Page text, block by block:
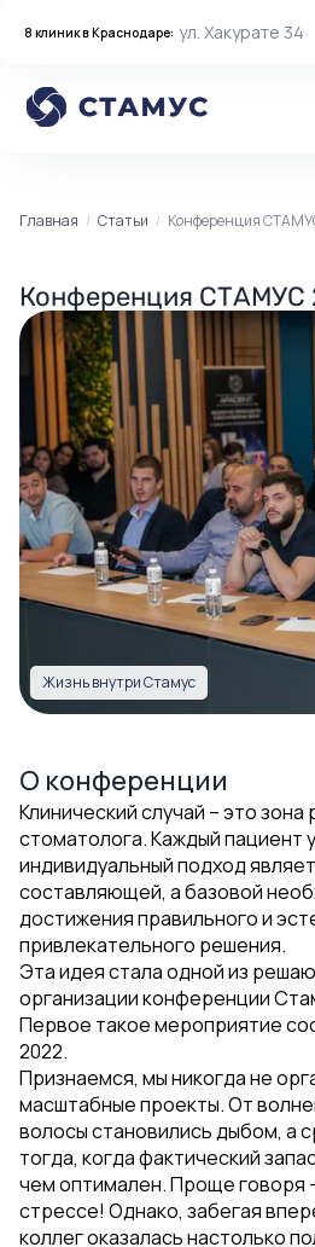
8 клиник в Краснодаре: ул. Хакурате 34
Главная Статьи Конференция
Конференция СТАМУС
Жизнь внутри Стамус
О конференции
Клинический случай – это зона
стоматолога. Каждый пациент
индивидуальный подход
составляющей, а базовой
достижения правильного и
привлекательного решения.
Эта идея стала одной из
организации конференции
Первое такое мероприятие
2022.
Признаемся, мы никогда не
масштабные проекты. От
волосы становились дыбом, а
тогда, когда фактический
чем оптимален. Проще говоря
стрессе! Однако, забегая
коллег оказалась настолько